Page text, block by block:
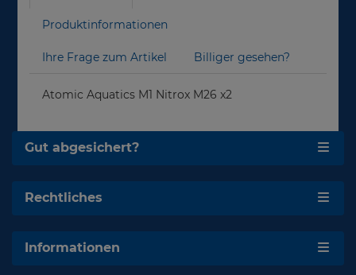
Produktinformationen
Ihre Frage zum Artikel Billiger gesehen?
Atomic Aquatics M1 Nitrox M26 x2
Gut abgesichert?
Rechtliches
Informationen